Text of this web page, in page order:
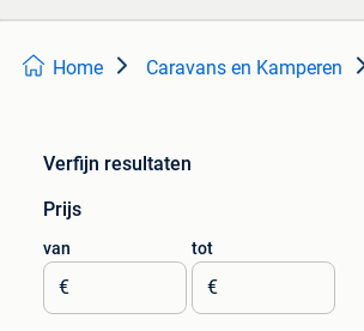
Home Caravans en Kamperen
Verfijn resultaten
Prijs
van
€
tot
€